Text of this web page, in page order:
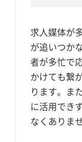
求人媒体が
が追いつか
者が多忙で
かけても繋
ります。ま
に活用でき
なくありま